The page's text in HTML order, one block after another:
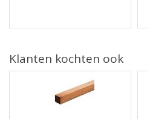
Klanten kochten ook